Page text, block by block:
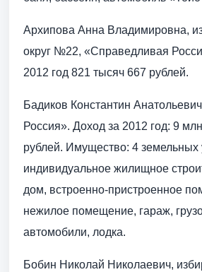
Архипова Анна Владимировна,
округ №22, «Справедливая
2012 год 821 тысяч 667 рублей.
Бадиков Константин
Россия». Доход за 2012 год: 9
рублей. Имущество: 4 земельных
индивидуальное жилищное
дом, встроенно-пристроенное
нежилое помещение, гараж,
автомобили, лодка.
Бобин Николай Николаевич,